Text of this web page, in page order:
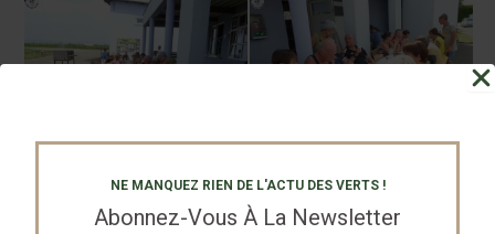
NE MANQUEZ RIEN DE L'ACTU DES VERTS !
Abonnez-Vous À La Newsletter